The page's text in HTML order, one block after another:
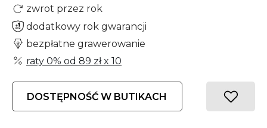
zwrot przez rok
dodatkowy rok gwarancji
bezpłatne grawerowanie
raty 0% od 89 złx 10
DOSTĘPNOŚĆ W BUTIKACH